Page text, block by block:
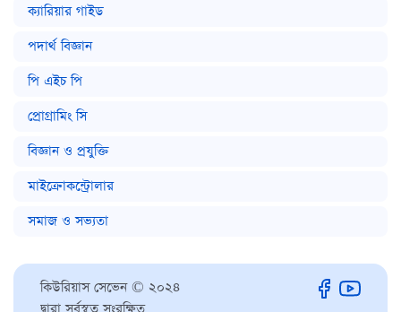
ক্যারিয়ার গাইড
পদার্থ বিজ্ঞান
পি এইচ পি
প্রোগ্রামিং সি
বিজ্ঞান ও প্রযুক্তি
মাইক্রোকন্ট্রোলার
সমাজ ও সভ্যতা
কিউরিয়াস সেভেন © ২০২৪